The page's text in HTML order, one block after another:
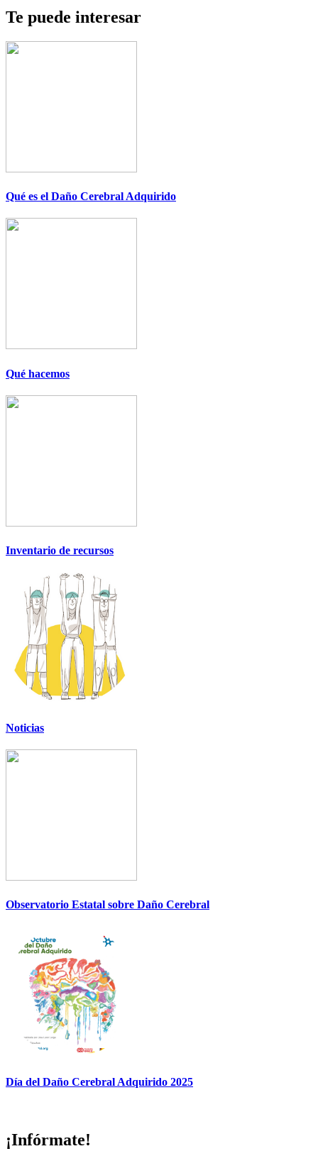
Te puede interesar
Qué es el Daño Cerebral Adquirido
Qué hacemos
Inventario de recursos
Noticias
Observatorio Estatal sobre Daño Cerebral
Día del Daño Cerebral Adquirido 2025
¡Infórmate!